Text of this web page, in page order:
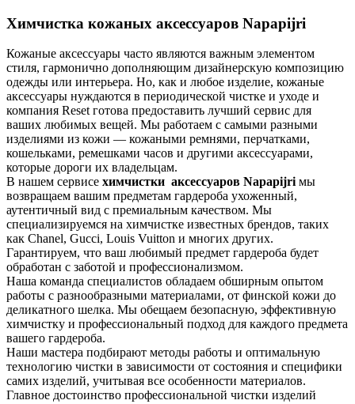
Химчистка кожаных аксессуаров Napapijri
Кожаные аксессуары часто являются важным элементом
стиля, гармонично дополняющим дизайнерскую композицию
одежды или интерьера. Но, как и любое изделие, кожаные
аксессуары нуждаются в периодической чистке и уходе и
компания Reset готова предоставить лучший сервис для
ваших любимых вещей. Мы работаем с самыми разными
изделиями из кожи — кожаными ремнями, перчатками,
кошельками, ремешками часов и другими аксессуарами,
которые дороги их владельцам.
В нашем сервисе химчистки аксессуаров Napapijriмы
возвращаем вашим предметам гардероба ухоженный,
аутентичный вид с премиальным качеством. Мы
специализируемся на химчистке известных брендов, таких
как Chanel, Gucci, Louis Vuitton и многих других.
Гарантируем, что ваш любимый предмет гардероба будет
обработан с заботой и профессионализмом.
Наша команда специалистов обладаем обширным опытом
работы с разнообразными материалами, от финской кожи до
деликатного шелка. Мы обещаем безопасную, эффективную
химчистку и профессиональный подход для каждого предмета
вашего гардероба.
Наши мастера подбирают методы работы и оптимальную
технологию чистки в зависимости от состояния и специфики
самих изделий, учитывая все особенности материалов.
Главное достоинство профессиональной чистки изделий